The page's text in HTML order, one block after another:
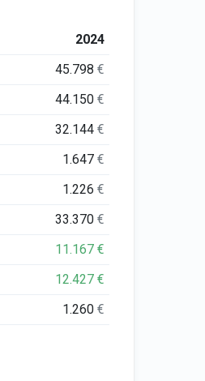
2024
45.798€
44.150€
32.144€
1.647€
1.226€
33.370€
11.167€
12.427€
1.260€